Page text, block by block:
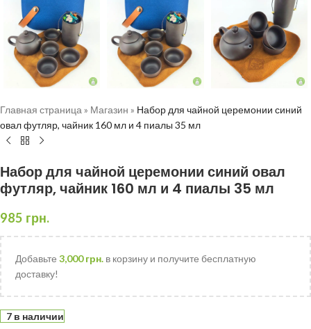
Главная страница » Магазин » Набор для чайной церемонии синий
овал футляр, чайник 160 мл и 4 пиалы 35 мл
Набор для чайной церемонии синий овал
футляр, чайник 160 мл и 4 пиалы 35 мл
985 грн.
Добавьте 3,000грн. в корзину и получите бесплатную
доставку!
7 в наличии